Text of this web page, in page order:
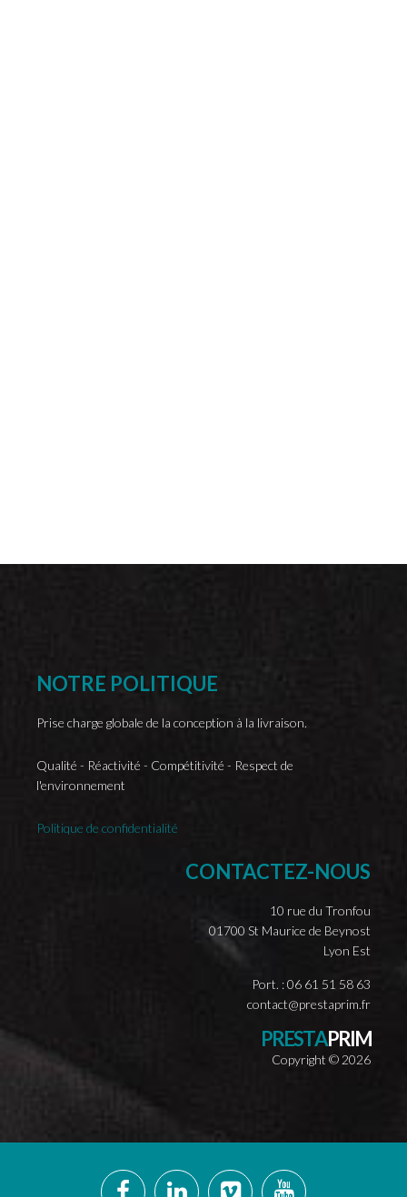
NOTRE POLITIQUE
Prise charge globale de la conception à la livraison.
Qualité - Réactivité - Compétitivité - Respect de
l'environnement
Politique de confidentialité
CONTACTEZ-NOUS
10 rue du Tronfou
01700 St Maurice de Beynost
Lyon Est
Port. : 06 61 51 58 63
contact@prestaprim.fr
PRESTAPRIM
Copyright © 2026